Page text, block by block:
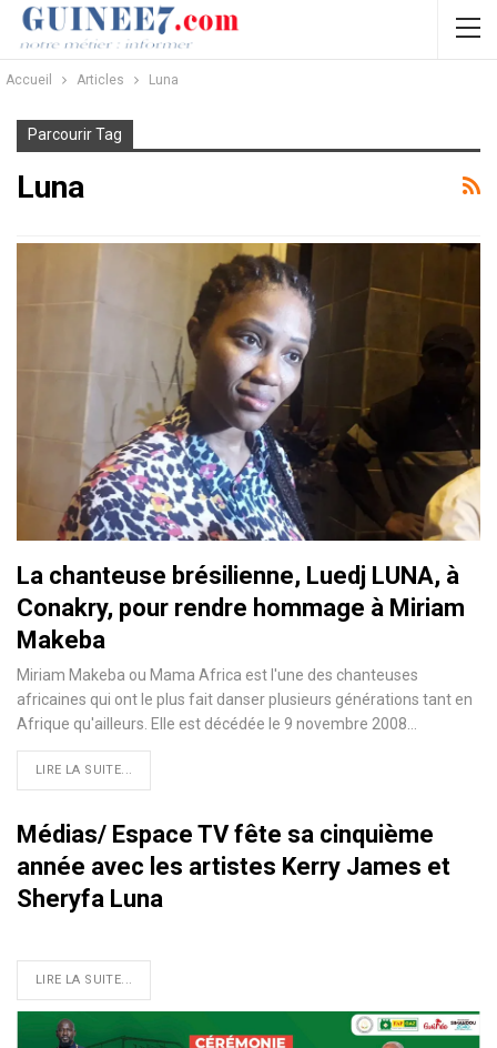
Accueil Articles Luna
Parcourir Tag
Luna
La chanteuse brésilienne, Luedj LUNA, à
Conakry, pour rendre hommage à Miriam
Makeba
Miriam Makeba ou Mama Africa est l'une des chanteuses
africaines qui ont le plus fait danser plusieurs générations tant en
Afrique qu'ailleurs. Elle est décédée le 9 novembre 2008
LIRE LA SUITE...
Médias/ Espace TV fête sa cinquième
année avec les artistes Kerry James et
Sheryfa Luna
LIRE LA SUITE...